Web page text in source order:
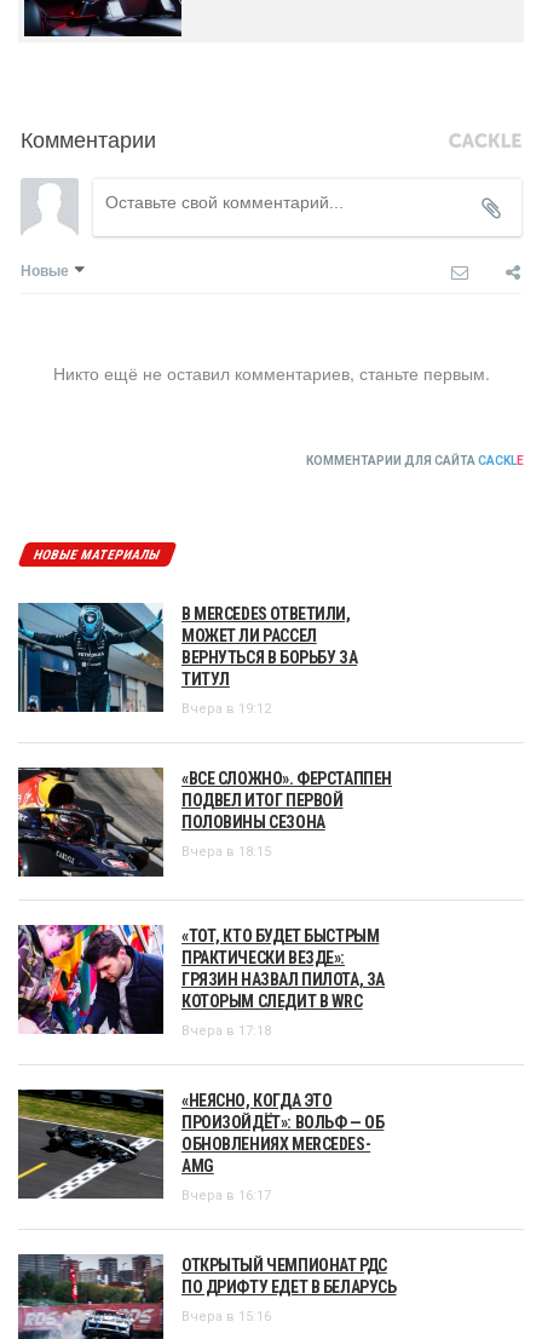
Комментарии
Новые
Никто ещё не оставил комментариев, станьте первым.
КОММЕНТАРИИ ДЛЯ САЙТАCACKLE
НОВЫЕ МАТЕРИАЛЫ
В MERCEDES ОТВЕТИЛИ,
МОЖЕТ ЛИ РАССЕЛ
ВЕРНУТЬСЯ В БОРЬБУ ЗА
ТИТУЛ
Вчера в 19:12
«ВСЕ СЛОЖНО». ФЕРСТАППЕН
ПОДВЕЛ ИТОГ ПЕРВОЙ
ПОЛОВИНЫ СЕЗОНА
Вчера в 18:15
«ТОТ, КТО БУДЕТ БЫСТРЫМ
ПРАКТИЧЕСКИ ВЕЗДЕ»:
ГРЯЗИН НАЗВАЛ ПИЛОТА, ЗА
КОТОРЫМ СЛЕДИТ В WRC
Вчера в 17:18
«НЕЯСНО, КОГДА ЭТО
ПРОИЗОЙДЁТ»: ВОЛЬФ — ОБ
ОБНОВЛЕНИЯХ MERCEDES-
AMG
Вчера в 16:17
ОТКРЫТЫЙ ЧЕМПИОНАТ РДС
ПО ДРИФТУ ЕДЕТ В БЕЛАРУСЬ
Вчера в 15:16